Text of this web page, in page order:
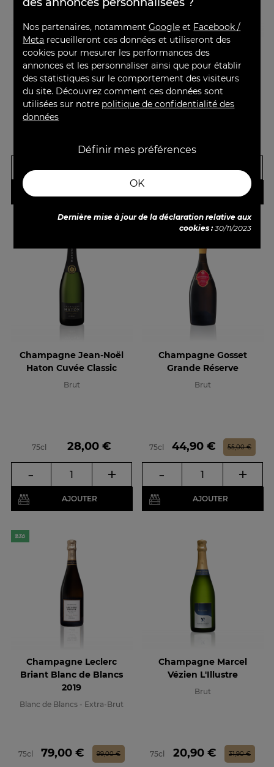
Mathusalem
Champagne A.Bergère
Origine
Brut
- +
Champagne Louis
Roederer Brut Nature
by..
Millésimé - Brut Nature
- +
Champagne Jean-Noël
Haton Cuvée Classic
Brut
75cl Prix
28,00 €
- +
AJOUTER
Champagne Gosset
Grande Réserve
Brut
75cl Prix
44,90 €Prix de base
55,00 €
- +
AJOUTER
Champagne Leclerc
Briant Blanc de Blancs
2019
Blanc de Blancs - Extra-Brut
75cl Prix
79,00 €Prix de base
99,00 €
Champagne Marcel
Vézien L'Illustre
Brut
75cl Prix
20,90 €Prix de base
31,90 €
Nos partenaires, notammentGoogle et Facebook /
Meta recueilleront ces données et utiliseront des
cookies pour mesurer les performances des
annonces et les personnaliser ainsi que pour établir
des statistiques sur le comportement des visiteurs
du site. Découvrez comment ces données sont
utilisées sur notre politique de confidentialité des
données
OK
Définir mes préférences
Dernière mise à jour de la déclaration relative aux
cookies :30/11/2023